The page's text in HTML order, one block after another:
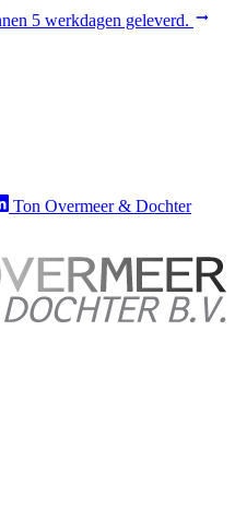
5 werkdagen geleverd.
Ton Overmeer & Dochter